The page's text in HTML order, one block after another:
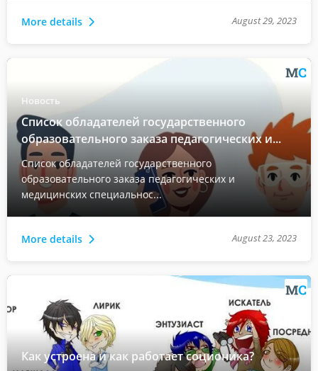
More details August 29, 2023
Новость
Список обладателей государственного
образовательного заказа педагогических и...
Список обладателей государственного
образовательного заказа педагогических и
медицинских специальнос...
More details August 23, 2023
Как устроена и как работает соционика?